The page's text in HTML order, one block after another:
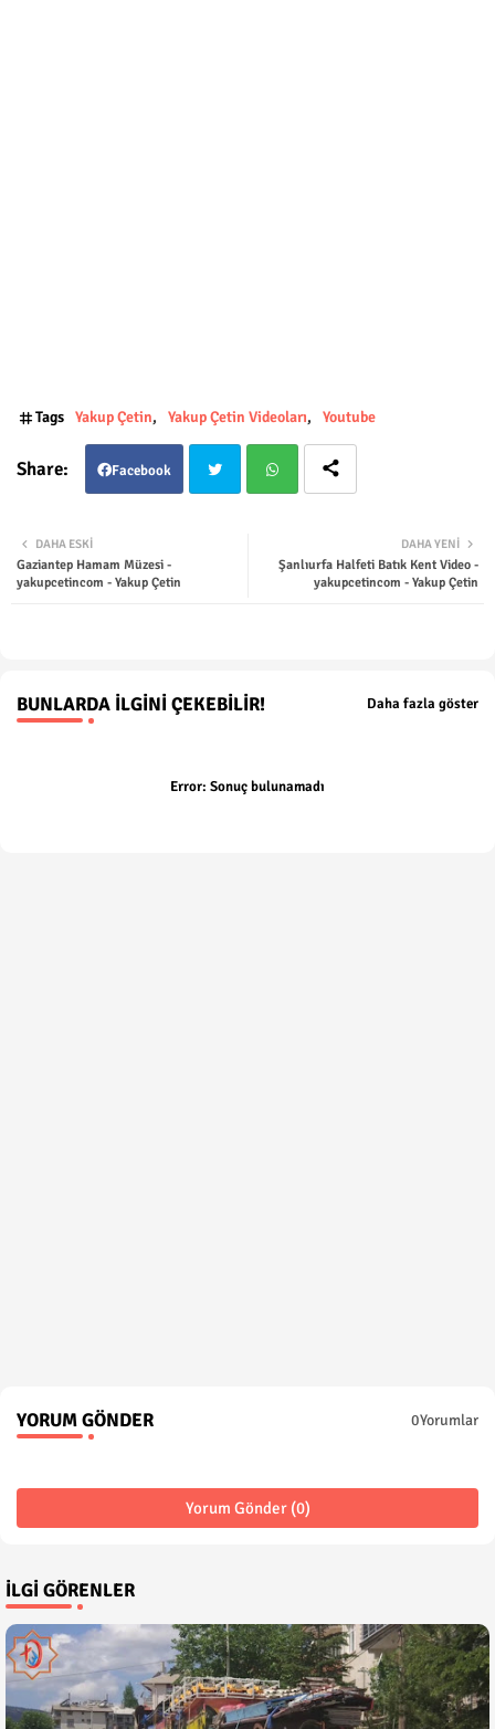
Tags Yakup Çetin Yakup Çetin Videoları Youtube
Facebook
tsap
DAHA YENI
Şanlıurfa Halfeti Batık Kent Video -
yakupcetincom - Yakup Çetin
DAHA ESKI
Gaziantep Hamam Müzesi -
yakupcetincom - Yakup Çetin
BUNLARDA İLGINI ÇEKEBILIR! Daha fazla göster
Error: Sonuç bulunamadı
YORUM GÖNDER 0Yorumlar
Yorum Gönder (0)
İLGI GÖRENLER